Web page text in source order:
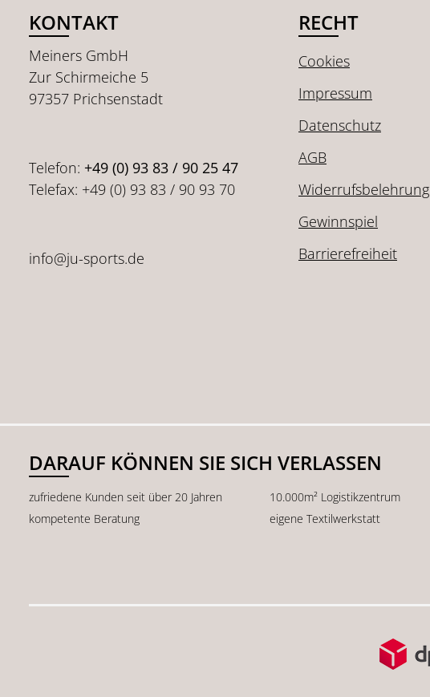
KONTAKT
Meiners GmbH
Zur Schirmeiche 5
97357 Prichsenstadt
Telefon: +49 (0) 93 83 / 90 25 47
Telefax: +49 (0) 93 83 / 90 93 70
info@ju-sports.de
RECHT
Cookies
Impressum
Datenschutz
AGB
Widerrufsbelehrung
Gewinnspiel
Barrierefreiheit
DARAUF KÖNNEN SIE SICH VERLASSEN
zufriedene Kunden seit über 20 Jahren
10.000m² Logistikzentrum
kompetente Beratung
eigene Textilwerkstatt